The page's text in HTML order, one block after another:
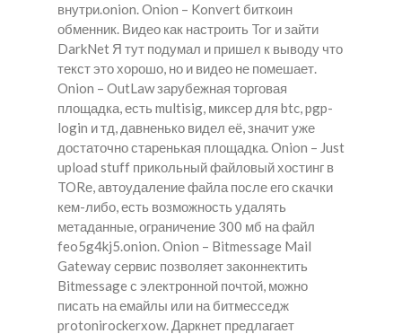
внутри.onion. Onion – Konvert биткоин
обменник. Видео как настроить Tor и зайти
DarkNet Я тут подумал и пришел к выводу что
текст это хорошо, но и видео не помешает.
Onion – OutLaw зарубежная торговая
площадка, есть multisig, миксер для btc, pgp-
login и тд, давненько видел её, значит уже
достаточно старенькая площадка. Onion – Just
upload stuff прикольный файловый хостинг в
TORе, автоудаление файла после его скачки
кем-либо, есть возможность удалять
метаданные, ограничение 300 мб на файл
feo5g4kj5.onion. Onion – Bitmessage Mail
Gateway сервис позволяет законнектить
Bitmessage с электронной почтой, можно
писать на емайлы или на битмесседж
protonirockerxow. Даркнет предлагает